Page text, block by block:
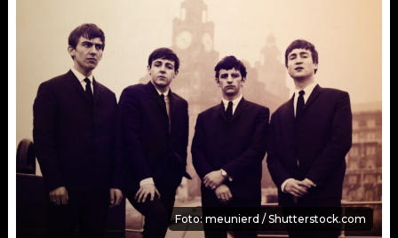
TRENDY
KULTURA
MIX
JAK NALADIT
Foto: meunierd / Shutterstock.com